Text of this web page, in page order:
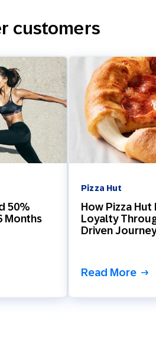
customers
50%
Months
Pizza Hut
How Pizza
Loyalty
Driven
Read More